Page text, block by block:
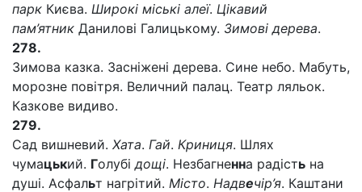
парк Києва. Широкі міські алеї. Цікавий
пам’ятник Данилові Галицькому. Зимові дерева.
278.
Зимова казка. Засніжені дерева. Сине небо. Мабуть,
морозне повітря. Величний палац. Театр ляльок.
Казкове видиво.
279.
Сад вишневий. Хата. Гай. Криниця. Шлях
чумацький. Голубідощі. Незбагненна радість на
душі. Асфальт нагрітий. Місто. Надвечір’я. Каштани